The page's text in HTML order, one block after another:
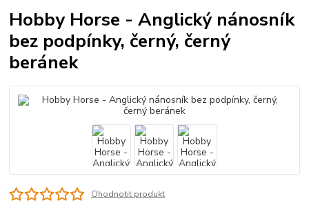
Hobby Horse - Anglický nánosník
bez podpínky, černý, černý
beránek
Ohodnotit produkt